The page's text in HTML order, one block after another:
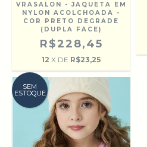
VRASALON - JAQUETA EM
NYLON ACOLCHOADA -
COR PRETO DEGRADE
(DUPLA FACE)
R$228,45
12 X DE R$23,25
SEM
ESTOQUE